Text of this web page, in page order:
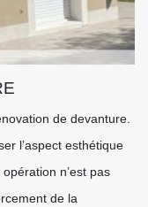
de devanture.
l’aspect esthétique
n’est pas
de la